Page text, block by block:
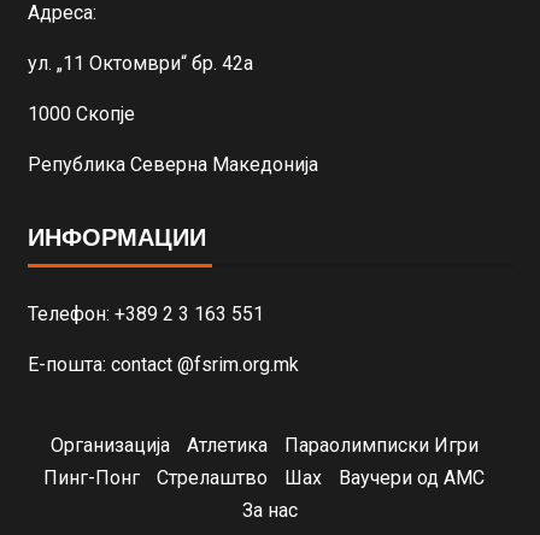
Адреса:
ул. „11 Октомври“ бр. 42а
1000 Скопје
Република Северна Македонија
ИНФОРМАЦИИ
Телефон: +389 2 3 163 551
Е-пошта: contact @fsrim.org.mk
Организација Атлетика
Параолимписки Игри
Пинг-Понг
Стрелаштво Шах
Ваучери од АМС
За нас